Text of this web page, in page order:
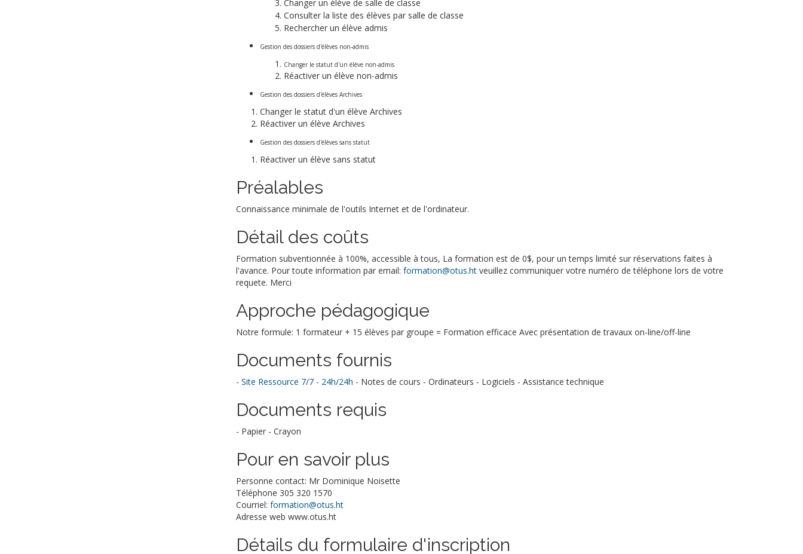
Changer un élève de salle de classe
Consulter la liste des élèves par salle de classe
Rechercher un élève admis
Gestion des dossiers d'élèves non-admis
Changer le statut d'un élève non-admis
Réactiver un élève non-admis
Gestion des dossiers d'élèves Archives
Changer le statut d'un élève Archives
Réactiver un élève Archives
Gestion des dossiers d'élèves sans statut
Réactiver un élève sans statut
Préalables
Connaissance minimale de l'outils Internet et de l'ordinateur.
Détail des coûts
Formation subventionnée à 100%, accessible à tous, La formation est de 0$, pour un temps limité sur réservations faites à
l'avance. Pour toute information par email: formation@otus.htveuillez communiquer votre numéro de téléphone lors de votre
requete. Merci
Approche pédagogique
Notre formule: 1 formateur + 15 élèves par groupe = Formation efficace Avec présentation de travaux on-line/off-line
Documents fournis
- Site Ressource 7/7 - 24h/24h - Notes de cours - Ordinateurs - Logiciels - Assistance technique
Documents requis
- Papier - Crayon
Pour en savoir plus
Personne contact: Mr Dominique Noisette
Téléphone 305 320 1570
Courriel: formation@otus.ht
Adresse web www.otus.ht
Détails du formulaire d'inscription